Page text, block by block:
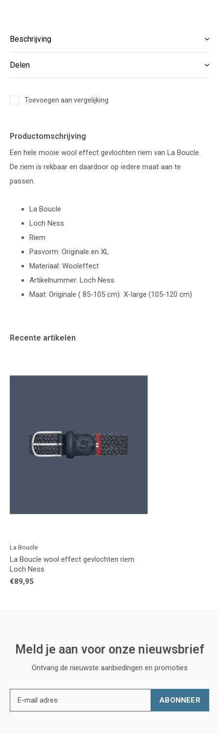
Beschrijving
Delen
Toevoegen aan vergelijking
Productomschrijving
Een hele mooie wool effect gevlochten riem van La Boucle.
De riem is rekbaar en daardoor op iedere maat aan te
passen.
La Boucle
Loch Ness
Riem
Pasvorm: Originale en XL
Materiaal: Wooleffect
Artikelnummer: Loch Ness
Maat: Originale ( 85-105 cm) X-large (105-120 cm)
Recente artikelen
La Boucle
La Boucle wool effect gevlochten riem
Loch Ness
€89,95
Meld je aan voor onze nieuwsbrief
Ontvang de nieuwste aanbiedingen en promoties
ABONNEER